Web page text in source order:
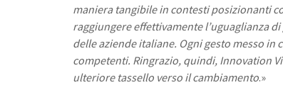
maniera tangibile in contesti posizionanti
raggiungere effettivamente l’uguaglianza
delle aziende italiane. Ogni gesto messo
competenti. Ringrazio, quindi, Innovation
ulteriore tassello verso il cambiamento.»